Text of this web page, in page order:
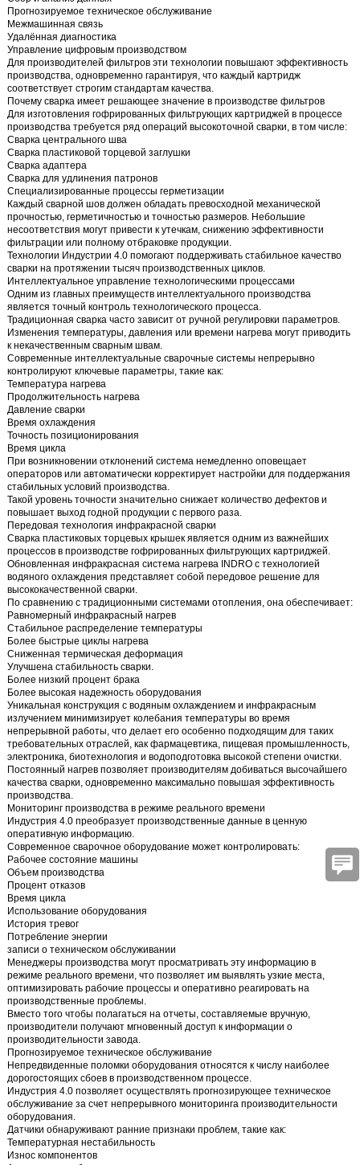
Прогнозируемое техническое обслуживание
Межмашинная связь
Удалённая диагностика
Управление цифровым производством
Для производителей фильтров эти технологии повышают эффективность
производства, одновременно гарантируя, что каждый картридж
соответствует строгим стандартам качества.
Почему сварка имеет решающее значение в производстве фильтров
Для изготовления гофрированных фильтрующих картриджей в процессе
производства требуется ряд операций высокоточной сварки, в том числе:
Сварка центрального шва
Сварка пластиковой торцевой заглушки
Сварка адаптера
Сварка для удлинения патронов
Специализированные процессы герметизации
Каждый сварной шов должен обладать превосходной механической
прочностью, герметичностью и точностью размеров. Небольшие
несоответствия могут привести к утечкам, снижению эффективности
фильтрации или полному отбраковке продукции.
Технологии Индустрии 4.0 помогают поддерживать стабильное качество
сварки на протяжении тысяч производственных циклов.
Интеллектуальное управление технологическими процессами
Одним из главных преимуществ интеллектуального производства
является точный контроль технологического процесса.
Традиционная сварка часто зависит от ручной регулировки параметров.
Изменения температуры, давления или времени нагрева могут приводить
к некачественным сварным швам.
Современные интеллектуальные сварочные системы непрерывно
контролируют ключевые параметры, такие как:
Температура нагрева
Продолжительность нагрева
Давление сварки
Время охлаждения
Точность позиционирования
Время цикла
При возникновении отклонений система немедленно оповещает
операторов или автоматически корректирует настройки для поддержания
стабильных условий производства.
Такой уровень точности значительно снижает количество дефектов и
повышает выход годной продукции с первого раза.
Передовая технология инфракрасной сварки
Сварка пластиковых торцевых крышек является одним из важнейших
процессов в производстве гофрированных фильтрующих картриджей.
Обновленная инфракрасная система нагрева INDRO с технологией
водяного охлаждения представляет собой передовое решение для
высококачественной сварки.
По сравнению с традиционными системами отопления, она обеспечивает:
Равномерный инфракрасный нагрев
Стабильное распределение температуры
Более быстрые циклы нагрева
Сниженная термическая деформация
Улучшена стабильность сварки.
Более низкий процент брака
Более высокая надежность оборудования
Уникальная конструкция с водяным охлаждением и инфракрасным
излучением минимизирует колебания температуры во время
непрерывной работы, что делает его особенно подходящим для таких
требовательных отраслей, как фармацевтика, пищевая промышленность,
электроника, биотехнология и водоподготовка высокой степени очистки.
Постоянный нагрев позволяет производителям добиваться высочайшего
качества сварки, одновременно максимально повышая эффективность
производства.
Мониторинг производства в режиме реального времени
Индустрия 4.0 преобразует производственные данные в ценную
оперативную информацию.
Современное сварочное оборудование может контролировать:
Рабочее состояние машины
Объем производства
Процент отказов
Время цикла
Использование оборудования
История тревог
Потребление энергии
записи о техническом обслуживании
Менеджеры производства могут просматривать эту информацию в
режиме реального времени, что позволяет им выявлять узкие места,
оптимизировать рабочие процессы и оперативно реагировать на
производственные проблемы.
Вместо того чтобы полагаться на отчеты, составляемые вручную,
производители получают мгновенный доступ к информации о
производительности завода.
Прогнозируемое техническое обслуживание
Непредвиденные поломки оборудования относятся к числу наиболее
дорогостоящих сбоев в производственном процессе.
Индустрия 4.0 позволяет осуществлять прогнозирующее техническое
обслуживание за счет непрерывного мониторинга производительности
оборудования.
Датчики обнаруживают ранние признаки проблем, такие как:
Температурная нестабильность
Износ компонентов